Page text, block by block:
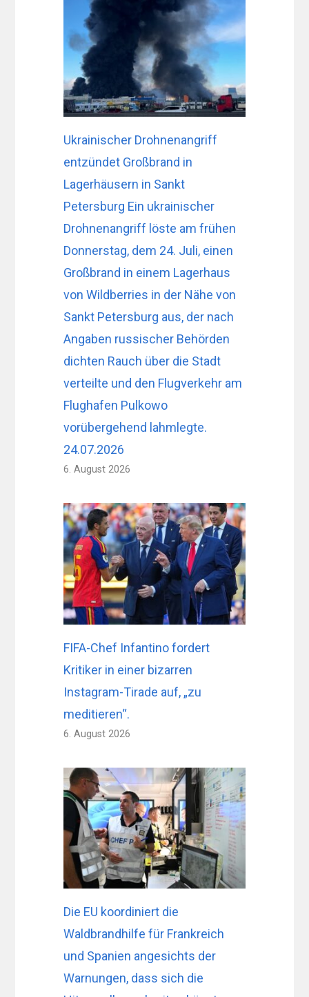
Ukrainischer Drohnenangriff
entzündet Großbrand in
Lagerhäusern in Sankt
Petersburg Ein ukrainischer
Drohnenangriff löste am frühen
Donnerstag, dem 24. Juli, einen
Großbrand in einem Lagerhaus
von Wildberries in der Nähe von
Sankt Petersburg aus, der nach
Angaben russischer Behörden
dichten Rauch über die Stadt
verteilte und den Flugverkehr am
Flughafen Pulkowo
vorübergehend lahmlegte.
24.07.2026
6. August 2026
FIFA-Chef Infantino fordert
Kritiker in einer bizarren
Instagram-Tirade auf, „zu
meditieren“.
6. August 2026
Die EU koordiniert die
Waldbrandhilfe für Frankreich
und Spanien angesichts der
Warnungen, dass sich die